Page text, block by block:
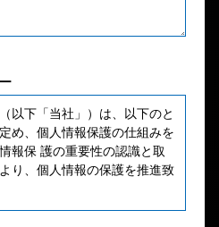
以下「当社」）は、以下のと
め、個人情報保護の仕組みを
報保 護の重要性の認識と取
り、個人情報の保護を推進致